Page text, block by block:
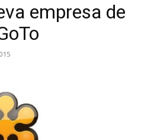
empresa de